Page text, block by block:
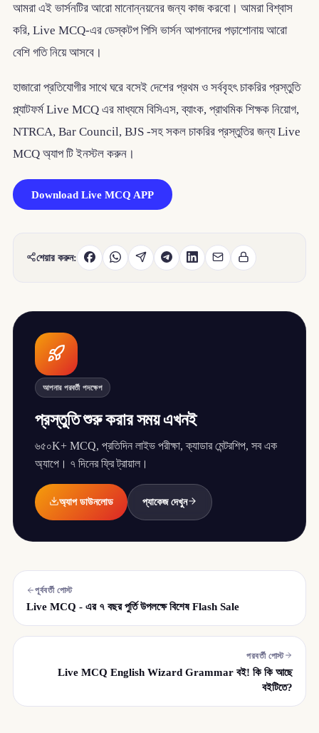
আমরা এই ভার্সনটির আরো মানোন্নয়নের জন্য কাজ করবো। আমরা বিশ্বাস
করি, Live MCQ-এর ডেস্কটপ পিসি ভার্সন আপনাদের পড়াশোনায় আরো
বেশি গতি নিয়ে আসবে।
হাজারো প্রতিযোগীর সাথে ঘরে বসেই দেশের প্রথম ও সর্ববৃহৎ চাকরির প্রস্তুতি
প্ল্যাটফর্ম Live MCQ এর মাধ্যমে বিসিএস, ব্যাংক, প্রাথমিক শিক্ষক নিয়োগ,
NTRCA, Bar Council, BJS -সহ সকল চাকরির প্রস্তুতির জন্য Live
MCQ অ্যাপ টি ইনস্টল করুন।
Download Live MCQ APP
শেয়ার করুন:
আপনার পরবর্তী পদক্ষেপ
প্রস্তুতি শুরু করার সময় এখনই
৬৫০K+ MCQ, প্রতিদিন লাইভ পরীক্ষা, ক্যাডার মেন্টরশিপ, সব এক
অ্যাপে। ৭ দিনের ফ্রি ট্রায়াল।
অ্যাপ ডাউনলোড প্যাকেজ দেখুন
পূর্ববর্তী পোস্ট
Live MCQ - এর ৭ বছর পুর্তি উপলক্ষে বিশেষ Flash Sale
পরবর্তী পোস্ট
Live MCQ English Wizard Grammar বই! কি কি আছে
বইটিতে?